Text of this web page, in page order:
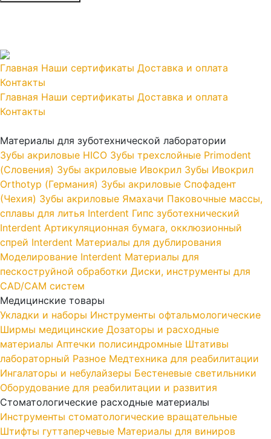
Главная Наши сертификаты Доставка и оплата
Контакты
Главная Наши сертификаты Доставка и оплата
Контакты
Материалы для зуботехнической лаборатории
Зубы акриловые HICO Зубы трехслойные Primodent
(Словения) Зубы акриловые Ивокрил Зубы Ивокрил
Orthotyp (Германия) Зубы акриловые Спофадент
(Чехия) Зубы акриловые Ямахачи Паковочные массы,
сплавы для литья Interdent Гипс зуботехнический
Interdent Артикуляционная бумага, окклюзионный
спрей Interdent Материалы для дублирования
Моделирование Interdent Материалы для
пескоструйной обработки Диски, инструменты для
CAD/CAM систем
Медицинские товары
Укладки и наборы Инструменты офтальмологические
Ширмы медицинские Дозаторы и расходные
материалы Аптечки полисиндромные Штативы
лабораторный Разное Медтехника для реабилитации
Ингалаторы и небулайзеры Бестеневые светильники
Оборудование для реабилитации и развития
Стоматологические расходные материалы
Инструменты стоматологические вращательные
Штифты гуттаперчевые Материалы для виниров